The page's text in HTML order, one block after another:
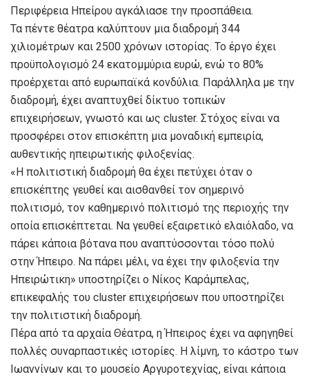
Περιφέρεια Ηπείρου αγκάλιασε την προσπάθεια.
Τα πέντε θέατρα καλύπτουν μια διαδρομή 344
χιλιομέτρων και 2500 χρόνων ιστορίας. Το έργο έχει
προϋπολογισμό 24 εκατομμύρια ευρώ, ενώ το 80%
προέρχεται από ευρωπαϊκά κονδύλια. Παράλληλα με την
διαδρομή, έχει αναπτυχθεί δίκτυο τοπικών
επιχειρήσεων, γνωστό και ως cluster. Στόχος είναι να
προσφέρει στον επισκέπτη μια μοναδική εμπειρία,
αυθεντικής ηπειρωτικής φιλοξενίας.
«Η πολιτιστική διαδρομή θα έχει πετύχει όταν ο
επισκέπτης γευθεί και αισθανθεί τον σημερινό
πολιτισμό, τον καθημερινό πολιτισμό της περιοχής την
οποία επισκέπτεται. Να γευθεί εξαιρετικό ελαιόλαδο, να
πάρει κάποια βότανα που αναπτύσσονται τόσο πολύ
στην Ήπειρο. Να πάρει μέλι, να έχει την φιλοξενία την
Ηπειρώτικη» υποστηρίζει ο Νίκος Καράμπελας,
επικεφαλής του cluster επιχειρήσεων που υποστηρίζει
την πολιτιστική διαδρομή.
Πέρα από τα αρχαία Θέατρα, η Ήπειρος έχει να αφηγηθεί
πολλές συναρπαστικές ιστορίες. Η λίμνη, το κάστρο των
Ιωαννίνων και το μουσείο Αργυροτεχνίας, είναι κάποια